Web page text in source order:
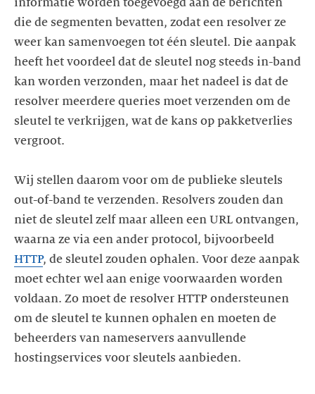
die de segmenten bevatten, zodat een resolver ze
weer kan samenvoegen tot één sleutel. Die aanpak
heeft het voordeel dat de sleutel nog steeds in-band
kan worden verzonden, maar het nadeel is dat de
resolver meerdere queries moet verzenden om de
sleutel te verkrijgen, wat de kans op pakketverlies
vergroot.
Wij stellen daarom voor om de publieke sleutels
out-of-band te verzenden. Resolvers zouden dan
niet de sleutel zelf maar alleen een URL ontvangen,
waarna ze via een ander protocol, bijvoorbeeld
HTTP, de sleutel zouden ophalen. Voor deze aanpak
moet echter wel aan enige voorwaarden worden
voldaan. Zo moet de resolver HTTP ondersteunen
om de sleutel te kunnen ophalen en moeten de
beheerders van nameservers aanvullende
hostingservices voor sleutels aanbieden.